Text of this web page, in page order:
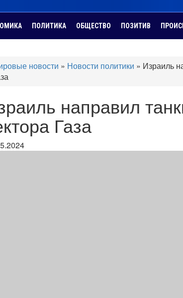
ПОЛИТИКА ОБЩЕСТВО ПОЗИТИВ
новости » Новости политики » Израиль
направил
Газа